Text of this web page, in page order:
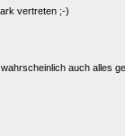
vertreten ;-)
auch alles